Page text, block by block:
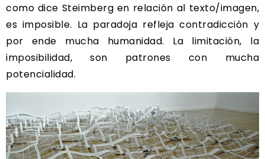
como dice Steimberg en relación al texto/imagen,
es imposible. La paradoja refleja contradicción y
por ende mucha humanidad. La limitación, la
imposibilidad, son patrones con mucha
potencialidad.